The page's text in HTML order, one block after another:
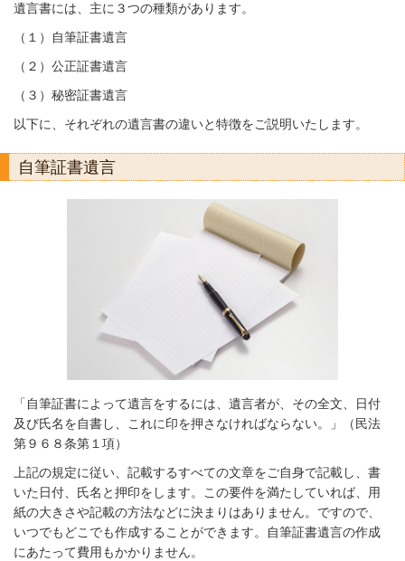
遺言書には、主に３つの種類があります。
（１）自筆証書遺言
（２）公正証書遺言
（３）秘密証書遺言
以下に、それぞれの遺言書の違いと特徴をご説明いたします。
自筆証書遺言
「自筆証書によって遺言をするには、遺言者が、その全文、日付
及び氏名を自書し、これに印を押さなければならない。」（民法
第９６８条第１項）
上記の規定に従い、記載するすべての文章をご自身で記載し、書
いた日付、氏名と押印をします。この要件を満たしていれば、用
紙の大きさや記載の方法などに決まりはありません。ですので、
いつでもどこでも作成することができます。自筆証書遺言の作成
にあたって費用もかかりません。